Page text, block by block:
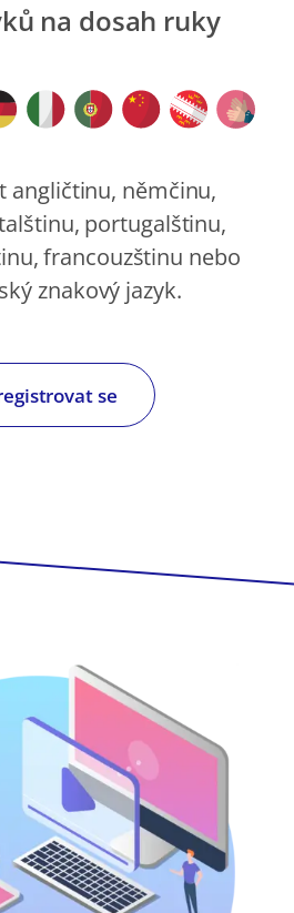
na dosah ruky
angličtinu, němčinu,
portugalštinu,
francouzštinu nebo
znakový jazyk.
se